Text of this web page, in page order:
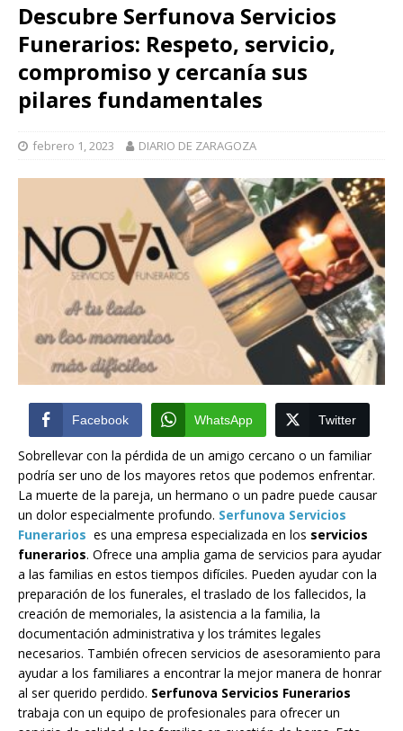
Descubre Serfunova Servicios
Funerarios: Respeto, servicio,
compromiso y cercanía sus
pilares fundamentales
febrero 1, 2023 DIARIO DE ZARAGOZA
Facebook WhatsApp Twitter
Sobrellevar con la pérdida de un amigo cercano o un familiar
podría ser uno de los mayores retos que podemos enfrentar.
La muerte de la pareja, un hermano o un padre puede causar
un dolor especialmente profundo. Serfunova Servicios
Funerarios es una empresa especializada en los servicios
funerarios. Ofrece una amplia gama de servicios para ayudar
a las familias en estos tiempos difíciles. Pueden ayudar con la
preparación de los funerales, el traslado de los fallecidos, la
creación de memoriales, la asistencia a la familia, la
documentación administrativa y los trámites legales
necesarios. También ofrecen servicios de asesoramiento para
ayudar a los familiares a encontrar la mejor manera de honrar
al ser querido perdido. Serfunova Servicios Funerarios
trabaja con un equipo de profesionales para ofrecer un